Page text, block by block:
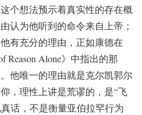
个想法预示着真实性的存在概
认为他听到的命令来自上帝；
有充分的理由，正如康德在
Reason Alone》中指出的那
他唯一的理由就是克尔凯郭尔
，理性上讲是荒谬的，是“飞
话，不是衡量亚伯拉罕行为